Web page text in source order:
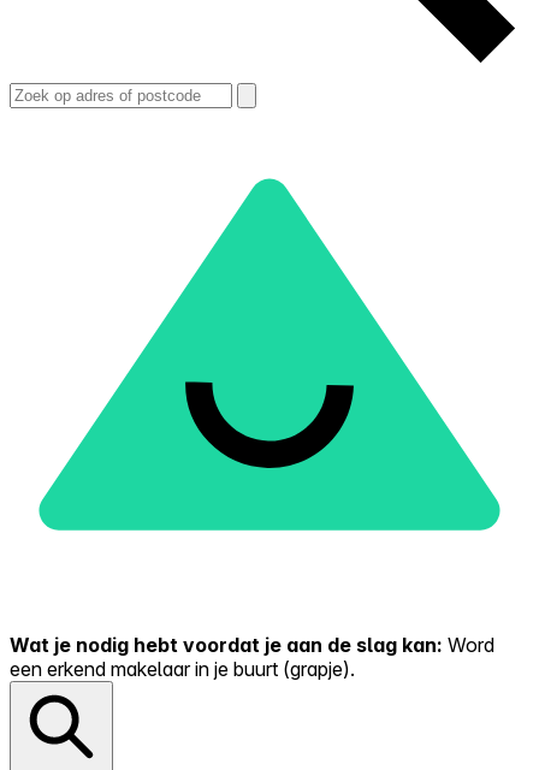
Wat je nodig hebt voordat je aan de slag kan: Word
een erkend makelaar in je buurt (grapje).